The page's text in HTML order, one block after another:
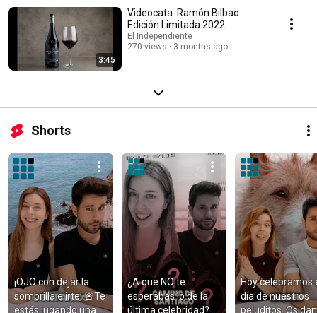
3:45
Videocata: Ramón Bilbao
Edición Limitada 2022
El Independiente
270 views
3 months ago
Shorts
¡OJO con dejar la
sombrilla e irte! 🚨Te
estás jugando una
¿A que NO te
esperabas lo de la
última celebridad?
Hoy celebramos
día de nuestros
peluditos. Os